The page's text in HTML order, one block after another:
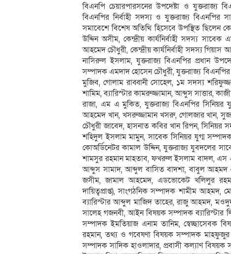
বিএনপি চেয়ারপারসনের উপদেষ্টা ও যুক্তরাজ্য
বিএনপির নির্বাহী সদস্য ও যুক্তরাজ্য
সমাবেশে বিশেষ অতিথি হিসেবে উপস্থিত ছিলেন
উদ্দিন অসীম, কেন্দ্রীয় কার্যনির্বাহী সদস্য
আহমেদ চৌধুরী, কেন্দ্রীয় কার্যনির্বাহী সদস্য
নাসিরুল ইসলাম, যুক্তরাজ্য বিএনপির প্রধান
সম্পাদক এমদাদ হোসেন চৌধুরী, যুক্তরাজ্য
মুজিব, গোলাম রাব্বানী সোহেল, ১ম সদস্য
শামিম, ব্যারিস্টার কামরুজ্জামান, আব্দুস সাত্তার,
রাজা, এম এ মুকিত, যুক্তরাজ্য বিএনপির সিনিয়র
আহমেদ খান, খসরুজ্জামান খসরু, গোলজার খান,
চৌধুরী জাবেদ, হাসনাত কবির খান রিপন, সিনিয়র
শহিদুল ইসলাম মামুন, সাবেক সিনিয়র যুগ্ম
কোঅর্ডিনেটর কামাল উদ্দিন, যুক্তরাজ্য যুবদলের
শামসুর রহমান মাহতাব, ফখরুল ইসলাম বাদল,
আব্দুস সামাদ, আব্দুল বাসিত বাদশা, বাবুল আহমদ
জসীম, জামাল আহমেদ, এডভোকেট খলিলুর
দায়িত্বপ্রাপ্ত), সাংগঠনিক সম্পাদক শামীম
ব্যারিস্টার আব্দুল মাজিদ তাহের, রাজু আহমদ,
সালেহ গজনবী, আইন বিষয়ক সম্পাদক
সম্পাদক ইমতিয়াজ এনাম তানিম, স্বেচ্ছাসেবক
রহমান, তথ্য ও গবেষণা বিষয়ক সম্পাদক মাহফুজুর
সম্পাদক সাদিক হাওলাদার, প্রবাসী কল্যাণ